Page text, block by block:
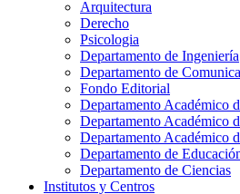
Arquitectura
Derecho
Psicologia
Departamento de Ingeniería
Departamento de
Fondo Editorial
Departamento Académico
Departamento Académico
Departamento Académico
Departamento de
Departamento de Ciencias
Institutos y Centros